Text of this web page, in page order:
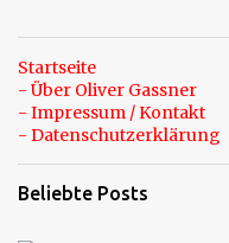
Startseite
- Über Oliver Gassner
- Impressum / Kontakt
- Datenschutzerklärung
Beliebte Posts